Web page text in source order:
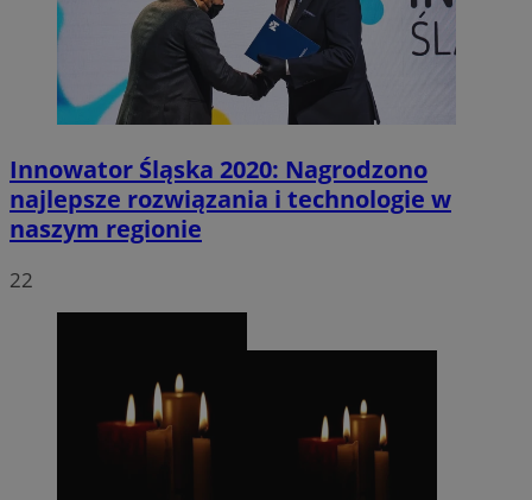
Innowator Śląska 2020: Nagrodzono
najlepsze rozwiązania i technologie w
naszym regionie
22